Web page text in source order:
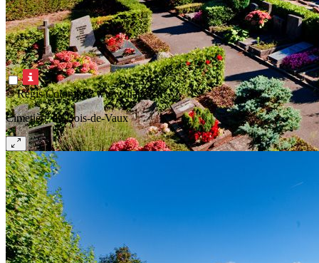
© Régis Colombo / www.diapo.ch
Cimetière du Bois-de-Vaux